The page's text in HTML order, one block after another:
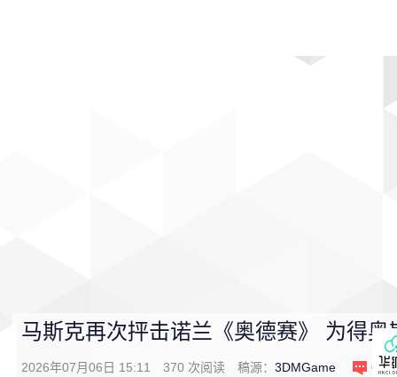
马斯克再次抨击诺兰《奥德赛》 为得奥
2026年07月06日 15:11 370 次阅读 稿源： 3DMGame 0 条